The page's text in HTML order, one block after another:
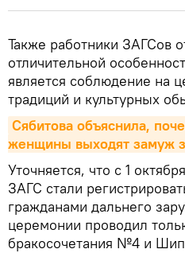
Также работники ЗАГСов
отличительной
является соблюдение на
традиций и культурных
Сябитова объяснила,
женщины выходят замуж
Уточняется, что с 1
ЗАГС стали
гражданами дальнего
церемонии проводил
бракосочетания №4 и